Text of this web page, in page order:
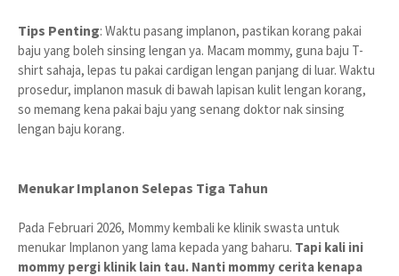
Tips Penting: Waktu pasang implanon, pastikan korang pakai
baju yang boleh sinsing lengan ya. Macam mommy, guna baju T-
shirt sahaja, lepas tu pakai cardigan lengan panjang di luar. Waktu
prosedur, implanon masuk di bawah lapisan kulit lengan korang,
so memang kena pakai baju yang senang doktor nak sinsing
lengan baju korang.
Menukar Implanon Selepas Tiga Tahun
Pada Februari 2026, Mommy kembali ke klinik swasta untuk
menukar Implanon yang lama kepada yang baharu. Tapi kali ini
mommy pergi klinik lain tau. Nanti mommy cerita kenapa